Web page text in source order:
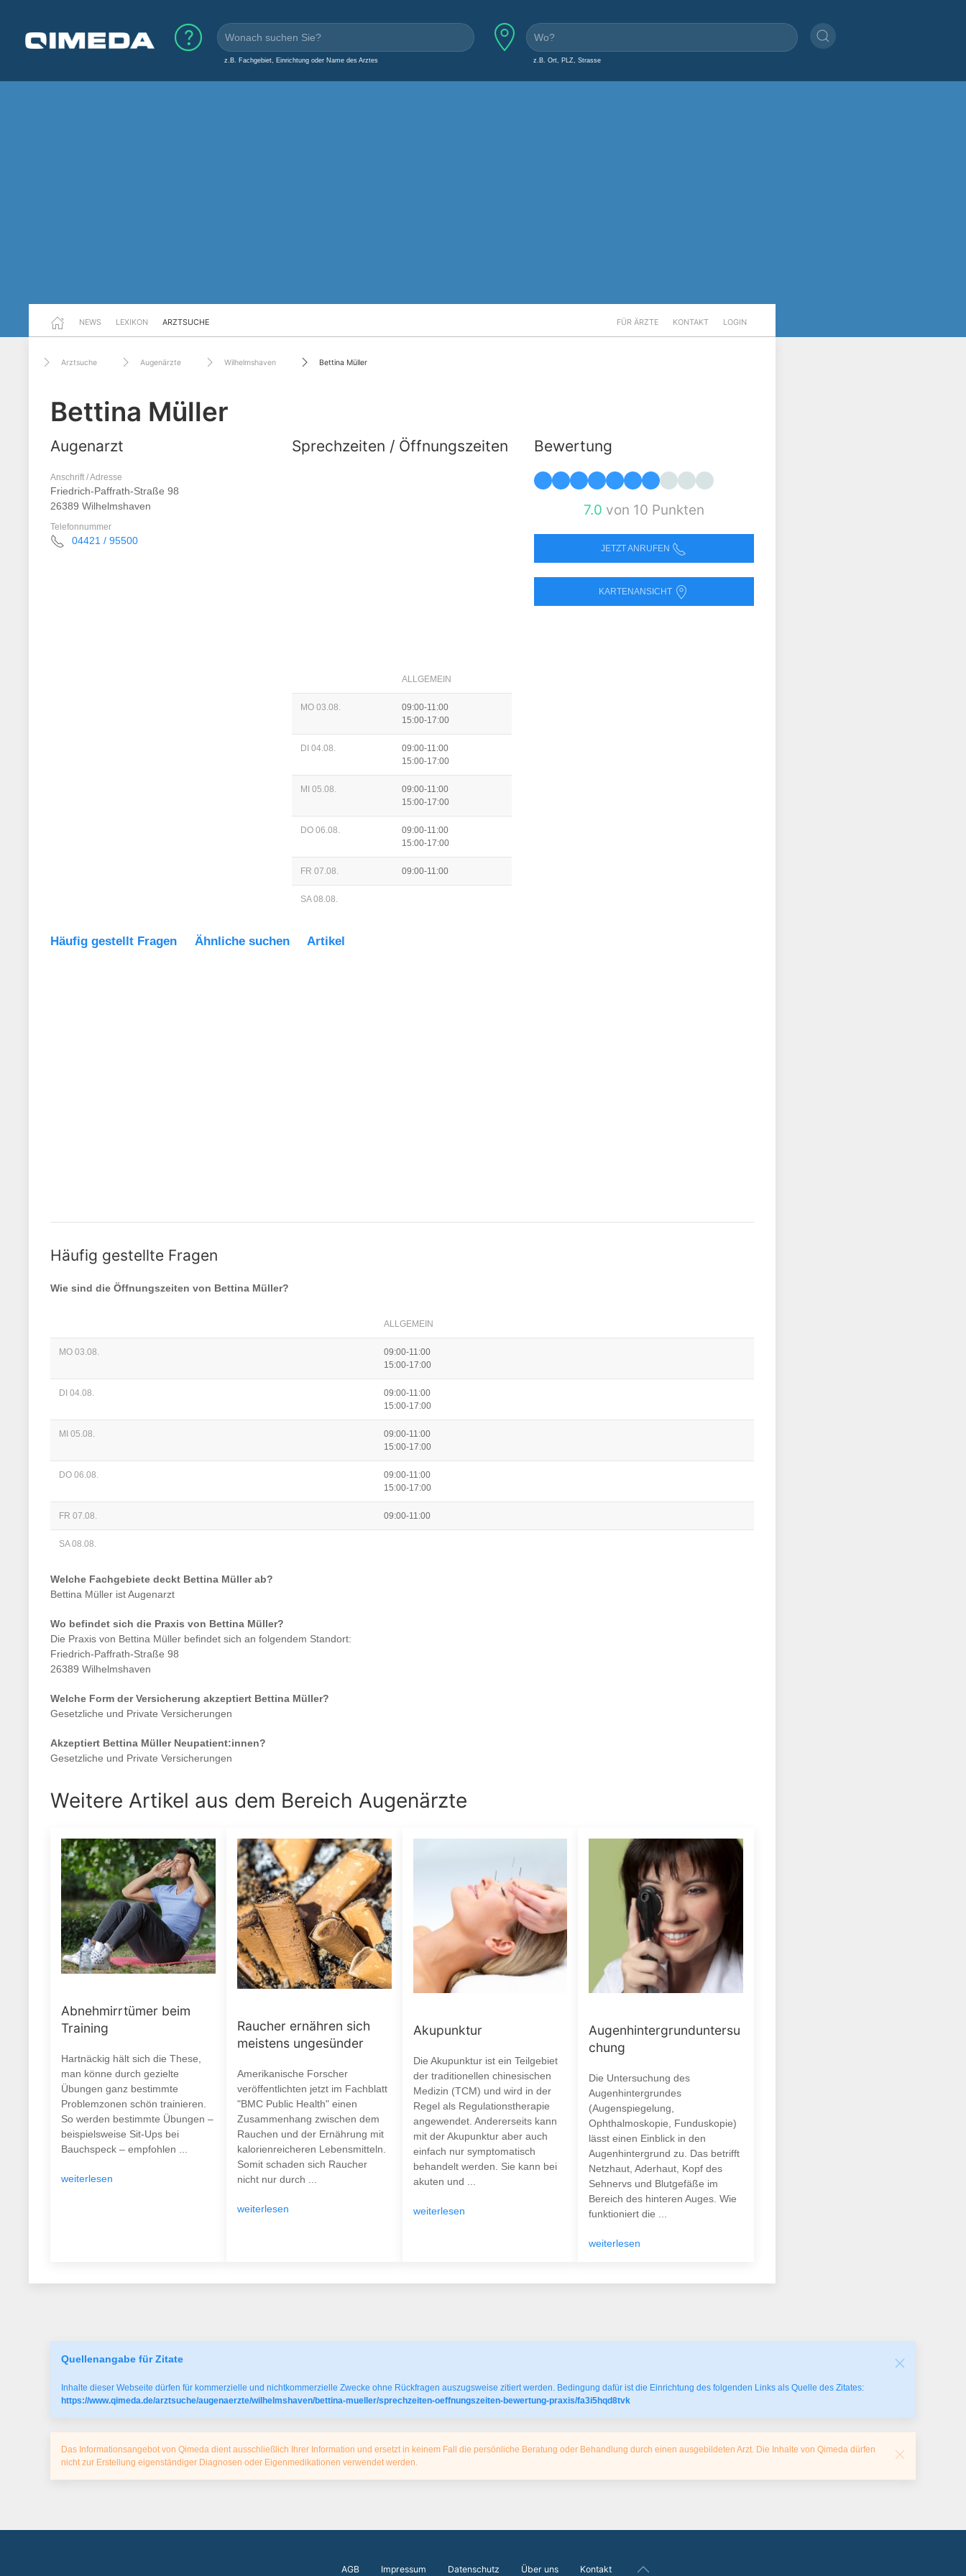
z.B. Fachgebiet, Einrichtung oder Name des Arztes z.B. Ort, PLZ, Strasse
NEWS LEXIKON ARZTSUCHE FÜR ÄRZTE KONTAKT LOGIN
Arztsuche Augenärzte Wilhelmshaven Bettina Müller
Bettina Müller
Augenarzt
Anschrift / Adresse
Friedrich-Paffrath-Straße 98
26389 Wilhelmshaven
Telefonnummer
04421 / 95500
Sprechzeiten / Öffnungszeiten
ALLGEMEIN
MO 03.08.
09:00-11:00
15:00-17:00
DI 04.08.
09:00-11:00
15:00-17:00
MI 05.08.
09:00-11:00
15:00-17:00
DO 06.08.
09:00-11:00
15:00-17:00
FR 07.08. 09:00-11:00
SA 08.08.
Bewertung
7.0 von 10 Punkten
JETZT ANRUFEN
KARTENANSICHT
Häufig gestellt Fragen Ähnliche suchen Artikel
Häufig gestellte Fragen
Wie sind die Öffnungszeiten von Bettina Müller?
ALLGEMEIN
MO 03.08.
09:00-11:00
15:00-17:00
DI 04.08.
09:00-11:00
15:00-17:00
MI 05.08.
09:00-11:00
15:00-17:00
DO 06.08.
09:00-11:00
15:00-17:00
FR 07.08. 09:00-11:00
SA 08.08.
Welche Fachgebiete deckt Bettina Müllerab?
Bettina Müller istAugenarzt
Wo befindet sich die Praxis von Bettina Müller?
Die Praxis von Bettina Müller befindet sich an folgendem Standort:
Friedrich-Paffrath-Straße 98
26389 Wilhelmshaven
Welche Form der Versicherung akzeptiert Bettina Müller?
Gesetzliche und Private Versicherungen
Akzeptiert Bettina MüllerNeupatient:innen?
Gesetzliche und Private Versicherungen
Weitere Artikel aus dem Bereich Augenärzte
Abnehmirrtümer beim
Training
Hartnäckig hält sich die These,
man könne durch gezielte
Übungen ganz bestimmte
Problemzonen schön trainieren.
So werden bestimmte Übungen –
beispielsweise Sit-Ups bei
Bauchspeck – empfohlen ...
weiterlesen
Raucher ernähren sich
meistens ungesünder
Amerikanische Forscher
veröffentlichten jetzt im Fachblatt
"BMC Public Health" einen
Zusammenhang zwischen dem
Rauchen und der Ernährung mit
kalorienreicheren Lebensmitteln.
Somit schaden sich Raucher
nicht nur durch ...
weiterlesen
Akupunktur
Die Akupunktur ist ein Teilgebiet
der traditionellen chinesischen
Medizin (TCM) und wird in der
Regel als Regulationstherapie
angewendet. Andererseits kann
mit der Akupunktur aber auch
einfach nur symptomatisch
behandelt werden. Sie kann bei
akuten und ...
weiterlesen
Augenhintergrunduntersu
chung
Die Untersuchung des
Augenhintergrundes
(Augenspiegelung,
Ophthalmoskopie, Funduskopie)
lässt einen Einblick in den
Augenhintergrund zu. Das betrifft
Netzhaut, Aderhaut, Kopf des
Sehnervs und Blutgefäße im
Bereich des hinteren Auges. Wie
funktioniert die ...
weiterlesen
Quellenangabe für Zitate
Inhalte dieser Webseite dürfen für kommerzielle und nichtkommerzielle Zwecke ohne Rückfragen auszugsweise zitiert werden. Bedingung dafür ist die Einrichtung des folgenden Links als Quelle des Zitates:
https://www.qimeda.de/arztsuche/augenaerzte/wilhelmshaven/bettina-mueller/sprechzeiten-oeffnungszeiten-bewertung-praxis/fa3i5hqd8tvk
Das Informationsangebot von Qimeda dient ausschließlich Ihrer Information und ersetzt in keinem Fall die persönliche Beratung oder Behandlung durch einen ausgebildeten Arzt. Die Inhalte von Qimeda dürfen
nicht zur Erstellung eigenständiger Diagnosen oder Eigenmedikationen verwendet werden.
AGB Impressum Datenschutz Über uns Kontakt